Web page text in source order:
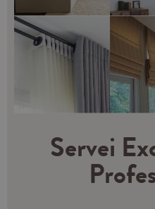
Servei